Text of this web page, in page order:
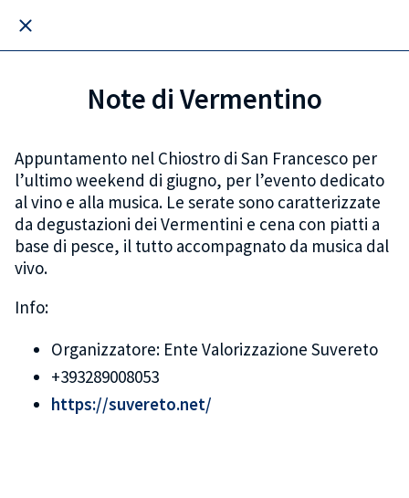
Note di Vermentino
Appuntamento nel Chiostro di San Francesco per
l’ultimo weekend di giugno, per l’evento dedicato
al vino e alla musica. Le serate sono caratterizzate
da degustazioni dei Vermentini e cena con piatti a
base di pesce, il tutto accompagnato da musica dal
vivo.
Info:
Organizzatore: Ente Valorizzazione Suvereto
+393289008053
https://suvereto.net/